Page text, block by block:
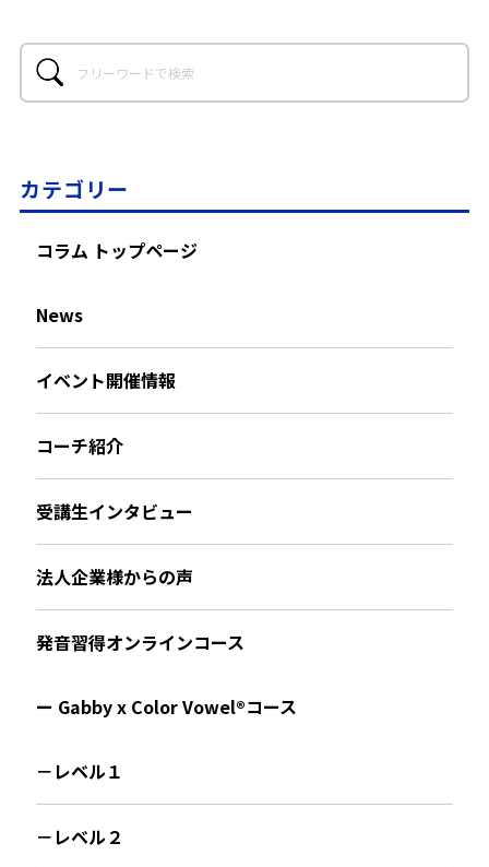
カテゴリー
コラム トップページ
News
イベント開催情報
コーチ紹介
受講生インタビュー
法人企業様からの声
発音習得オンラインコース
ー Gabby x Color Vowel®︎コース
－レベル１
－レベル２